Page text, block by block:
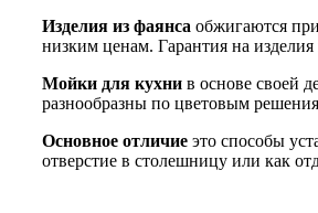
Изделия из фаянса обжигаются
низким ценам. Гарантия на изделия
Мойки для кухни в основе своей
разнообразны по цветовым
Основное отличие это способы
отверстие в столешницу или как